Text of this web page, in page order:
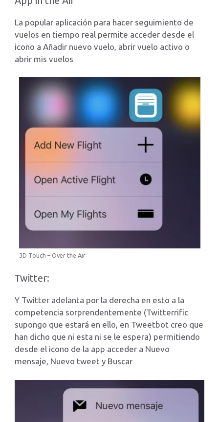
La popular aplicación para hacer seguimiento de
vuelos en tiempo real permite acceder desde el
icono a Añadir nuevo vuelo, abrir vuelo activo o
abrir mis vuelos
3D Touch – Over the Air
Twitter:
Y Twitter adelanta por la derecha en esto a la
competencia sorprendentemente (Twitterrific
supongo que estará en ello, en Tweetbot creo que
han dicho que ni esta ni se le espera) permitiendo
desde el icono de la app acceder a Nuevo
mensaje, Nuevo tweet y Buscar